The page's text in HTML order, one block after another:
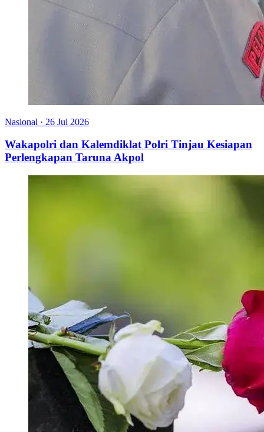
Nasional · 26 Jul 2026
Wakapolri dan Kalemdiklat Polri Tinjau Kesiapan
Perlengkapan Taruna Akpol